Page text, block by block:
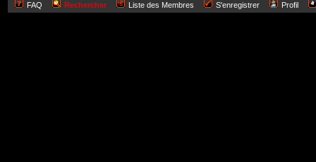
FAQ Rechercher Liste des Membres S'enregistrer Profil